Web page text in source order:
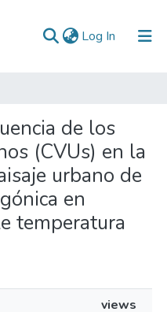
Log In (current)
de los
(CVUs) en la
urbano de
en
temperatura
views